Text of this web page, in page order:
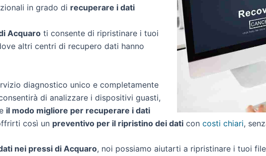
in grado di recuperare i dati
Acquaro ti consente di ripristinare i tuoi
altri centri di recupero dati hanno
diagnostico unico e completamente
di analizzare i dispositivi guasti,
il modo migliore per recuperare i dati
così un preventivo per il ripristino dei dati con costi chiari,
nei pressi di Acquaro, noi possiamo aiutarti a ripristinare i tuoi